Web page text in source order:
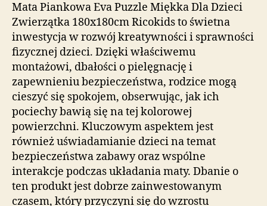
Mata Piankowa Eva Puzzle Miękka Dla Dzieci
Zwierzątka 180x180cm Ricokids to świetna
inwestycja w rozwój kreatywności i sprawności
fizycznej dzieci. Dzięki właściwemu
montażowi, dbałości o pielęgnację i
zapewnieniu bezpieczeństwa, rodzice mogą
cieszyć się spokojem, obserwując, jak ich
pociechy bawią się na tej kolorowej
powierzchni. Kluczowym aspektem jest
również uświadamianie dzieci na temat
bezpieczeństwa zabawy oraz wspólne
interakcje podczas układania maty. Dbanie o
ten produkt jest dobrze zainwestowanym
czasem, który przyczyni się do wzrostu